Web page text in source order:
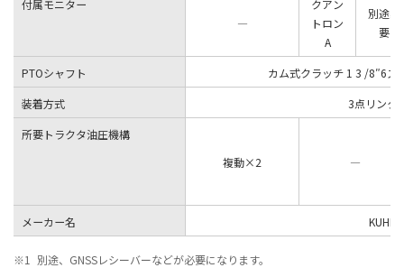
付属モニター
―
クアン
トロン
A
別途必
要
PTOシャフト
カム式クラッチ 1 3 /8″6ス
装着方式
3点リンク
所要トラクタ油圧機構
複動×2
―
メーカー名 KUHN
※1
別途、GNSSレシーバーなどが必要になります。